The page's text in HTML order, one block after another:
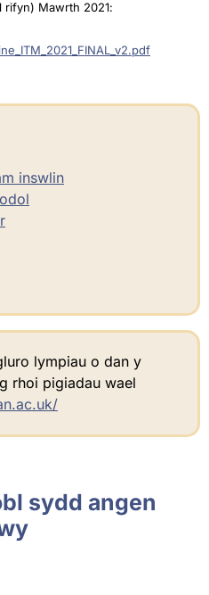
rifyn) Mawrth 2021:
inswlin
lympiau o dan y
rhoi pigiadau wael
sydd angen